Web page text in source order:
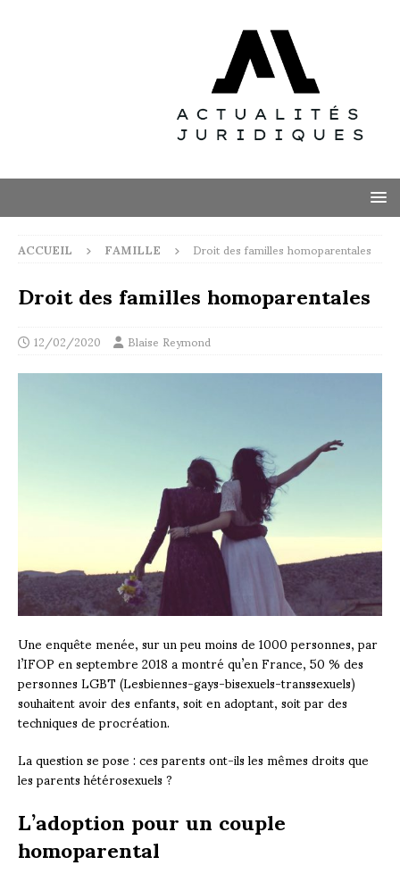
ACCUEIL FAMILLE Droit des familles homoparentales
Droit des familles homoparentales
12/02/2020 Blaise Reymond
Une enquête menée, sur un peu moins de 1000 personnes, par
l’IFOP en septembre 2018 a montré qu’en France, 50 % des
personnes LGBT (Lesbiennes-gays-bisexuels-transsexuels)
souhaitent avoir des enfants, soit en adoptant, soit par des
techniques de procréation.
La question se pose : ces parents ont-ils les mêmes droits que
les parents hétérosexuels ?
L’adoption pour un couple
homoparental